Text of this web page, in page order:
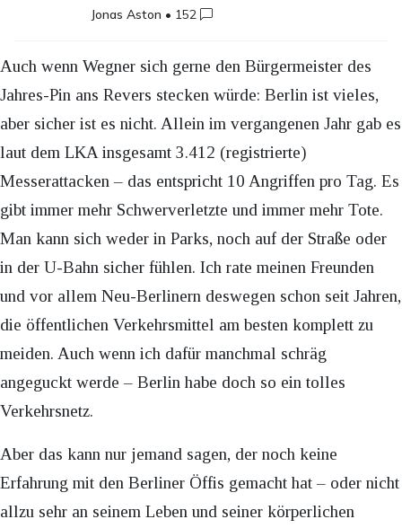
Jonas Aston • 152
Auch wenn Wegner sich gerne den Bürgermeister des
Jahres-Pin ans Revers stecken würde: Berlin ist vieles,
aber sicher ist es nicht. Allein im vergangenen Jahr gab es
laut dem LKA insgesamt 3.412 (registrierte)
Messerattacken – das entspricht 10 Angriffen pro Tag. Es
gibt immer mehr Schwerverletzte und immer mehr Tote.
Man kann sich weder in Parks, noch auf der Straße oder
in der U-Bahn sicher fühlen. Ich rate meinen Freunden
und vor allem Neu-Berlinern deswegen schon seit Jahren,
die öffentlichen Verkehrsmittel am besten komplett zu
meiden. Auch wenn ich dafür manchmal schräg
angeguckt werde – Berlin habe doch so ein tolles
Verkehrsnetz.
Aber das kann nur jemand sagen, der noch keine
Erfahrung mit den Berliner Öffis gemacht hat – oder nicht
allzu sehr an seinem Leben und seiner körperlichen